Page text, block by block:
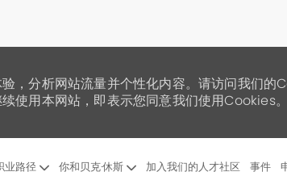
，分析网站流量并个性化内容。请访问我们的
使用本网站，即表示您同意我们使用Cookies。
业路径 你和贝克·休斯 加入我们的人才社区 事件